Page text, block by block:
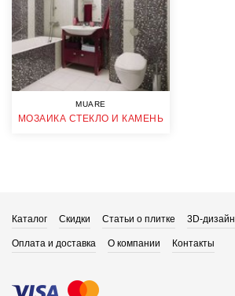
MUARE
МОЗАИКА СТЕКЛО И КАМЕНЬ
Каталог Скидки Статьи о плитке 3D-дизайн
Оплата и доставка О компании Контакты